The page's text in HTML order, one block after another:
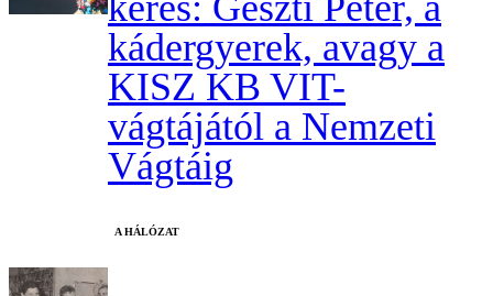
kádergyerek, avagy a
KISZ KB VIT-
vágtájától a Nemzeti
Vágtáig
A HÁLÓZAT